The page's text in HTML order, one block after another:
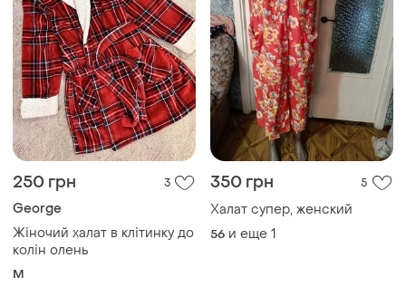
250 грн 3
George
Жіночий халат в клітинку до
колін олень
M
350 грн 5
Халат супер, женский
56 и еще 1